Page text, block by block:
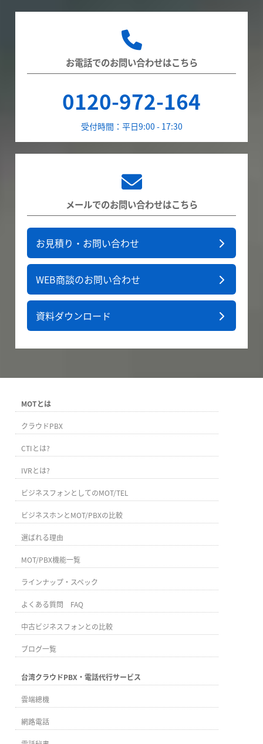
お電話でのお問い合わせはこちら
0120-972-164
受付時間：平日9:00 - 17:30
メールでのお問い合わせはこちら
お見積り・お問い合わせ
WEB商談のお問い合わせ
資料ダウンロード
MOTとは
クラウドPBX
CTIとは?
IVRとは?
ビジネスフォンとしてのMOT/TEL
ビジネスホンとMOT/PBXの比較
選ばれる理由
MOT/PBX機能一覧
ラインナップ・スペック
よくある質問 FAQ
中古ビジネスフォンとの比較
ブログ一覧
台湾クラウドPBX・電話代行サービス
雲端總機
網路電話